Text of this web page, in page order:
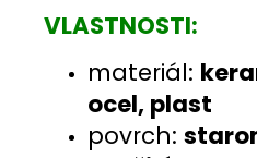
VLASTNOSTI:
materiál:
ocel, plast
povrch: